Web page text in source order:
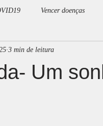
Vencer doenças
Desporto
Um
3 min de leitura